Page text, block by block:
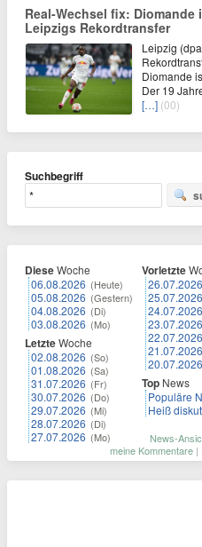
Real-Wechsel fix: Diomande
Leipzigs Rekordtransfer
Leipzig
Diomande
Der 19
[…] (00)
Suchbegriff
DieseWoche
06.08.2026 (Heute)
05.08.2026 (Gestern)
04.08.2026 (Di)
03.08.2026 (Mo)
LetzteWoche
02.08.2026 (So)
01.08.2026 (Sa)
31.07.2026 (Fr)
30.07.2026 (Do)
29.07.2026 (Mi)
28.07.2026 (Di)
27.07.2026 (Mo)
Vorletzte
26.07.2026
25.07.2026
24.07.2026
23.07.2026
22.07.2026
21.07.2026
20.07.2026
Top News
Populäre
Heiß
News-
meine Kommentare |